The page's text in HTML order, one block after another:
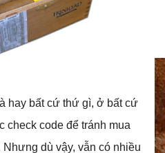
hay bất cứ thứ gì, ở bất cứ
check code để tránh mua
dù vậy, vẫn có nhiều